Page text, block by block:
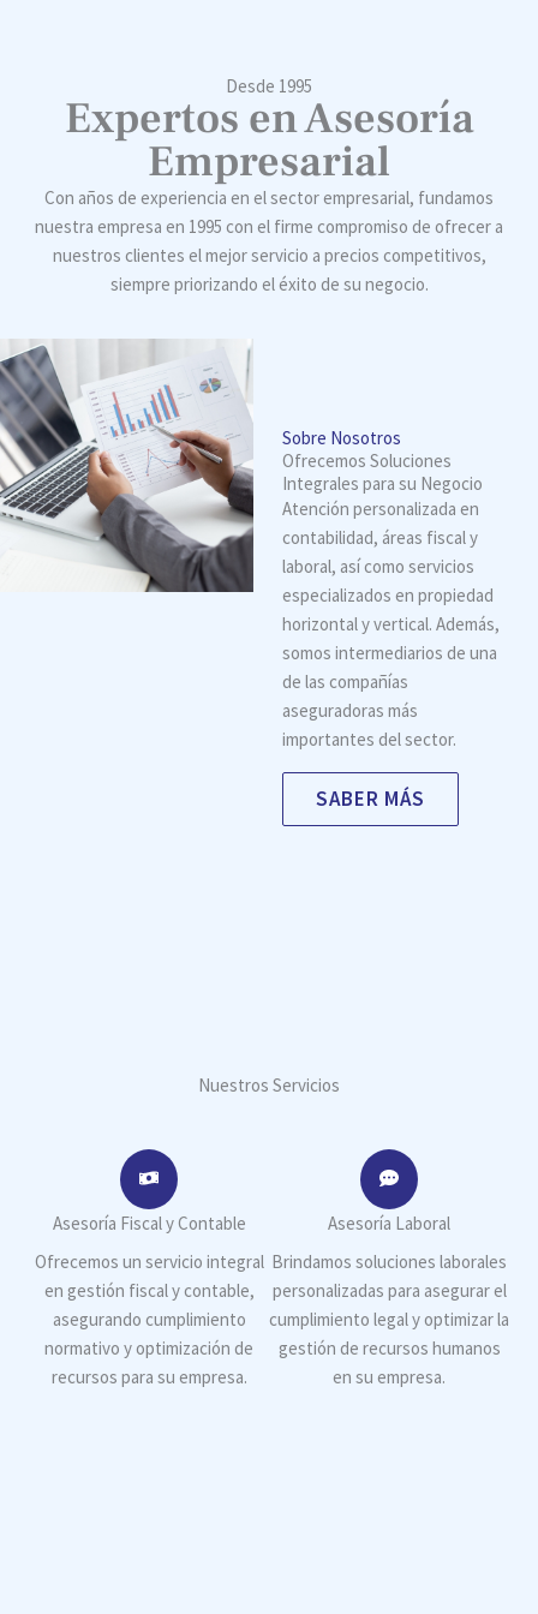
Desde 1995
Expertos en Asesoría
Empresarial
Con años de experiencia en el sector empresarial, fundamos
nuestra empresa en 1995 con el firme compromiso de ofrecer a
nuestros clientes el mejor servicio a precios competitivos,
siempre priorizando el éxito de su negocio.
Sobre Nosotros
Ofrecemos Soluciones
Integrales para su Negocio
Atención personalizada en
contabilidad, áreas fiscal y
laboral, así como servicios
especializados en propiedad
horizontal y vertical. Además,
somos intermediarios de una
de las compañías
aseguradoras más
importantes del sector.
SABER MÁS
Nuestros Servicios
Asesoría Fiscal y Contable
Ofrecemos un servicio integral
en gestión fiscal y contable,
asegurando cumplimiento
normativo y optimización de
recursos para su empresa.
Asesoría Laboral
Brindamos soluciones laborales
personalizadas para asegurar el
cumplimiento legal y optimizar la
gestión de recursos humanos
en su empresa.